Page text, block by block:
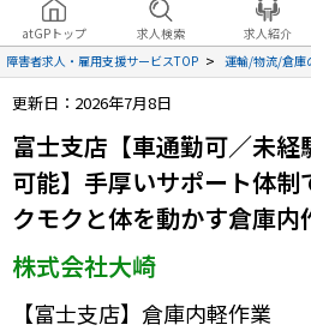
atGPトップ 求人検索 求人紹介
障害者求人・雇用支援サービスTOP
運輸/物流/倉庫
更新日：2026年7月8日
富士支店【車通勤可／未
可能】手厚いサポート体
クモクと体を動かす倉庫内
株式会社大崎
【富士支店】倉庫内軽作業
障害者雇用のアッ
サービスライ
就転職支援サービス
障害者専門の就転職支援サービス
障害者アスリート専門の就転職支援
ログイン
atGPトップ
各種サービス
求人を紹介してもらう